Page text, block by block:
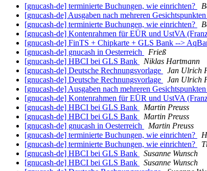
[gnucash-de] terminierte Buchungen, wie einrichten?
[gnucash-de] Ausgaben nach mehreren
[gnucash-de] terminierte Buchungen, wie einrichten?
[gnucash-de] Kontenrahmen für EÜR und UstVA
[gnucash-de] FinTS + Chipkarte + GLS Bank -->
[gnucash-de] gnucash in Oesterreich
Frieß
[gnucash-de] HBCI bei GLS Bank
Niklas Hartmann
[gnucash-de] Deutsche Rechnungsvorlage
Jan Ulrich
[gnucash-de] Deutsche Rechnungsvorlage
Jan Ulrich
[gnucash-de] Ausgaben nach mehreren
[gnucash-de] Kontenrahmen für EÜR und UstVA
[gnucash-de] HBCI bei GLS Bank
Martin Preuss
[gnucash-de] HBCI bei GLS Bank
Martin Preuss
[gnucash-de] gnucash in Oesterreich
Martin Preuss
[gnucash-de] terminierte Buchungen, wie einrichten?
[gnucash-de] terminierte Buchungen, wie einrichten?
[gnucash-de] HBCI bei GLS Bank
Susanne Wunsch
[gnucash-de] HBCI bei GLS Bank
Susanne Wunsch